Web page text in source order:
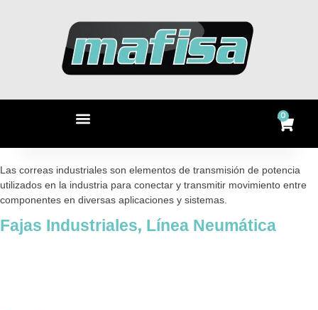
Menu 0
Las correas industriales son elementos de transmisión de potencia
utilizados en la industria para conectar y transmitir movimiento entre
componentes en diversas aplicaciones y sistemas.
Fajas Industriales, Línea Neumática